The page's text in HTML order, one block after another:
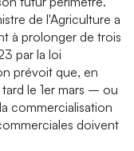
de l'Agriculture a
à prolonger de trois
par la loi
prévoit que, en
le 1er mars – ou
commercialisation
doivent